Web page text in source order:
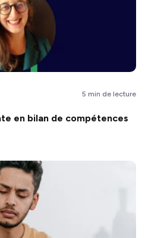
5 min de lecture
en bilan de compétences